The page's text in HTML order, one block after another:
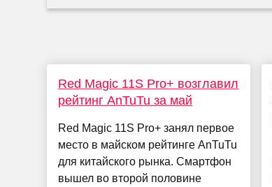
Red Magic 11S Pro+ возглавил
рейтинг AnTuTu за май
Red Magic 11S Pro+ занял первое
место в майском рейтинге AnTuTu
для китайского рынка. Смартфон
вышел во второй половине